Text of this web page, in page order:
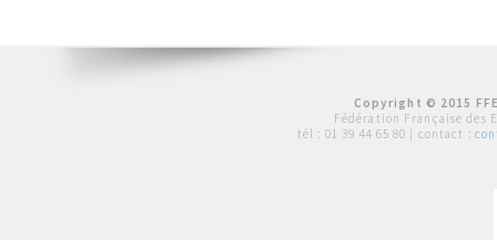
Copyright © 2015
Fédération Française des
tél : 01 39 44 65 80 | contact :